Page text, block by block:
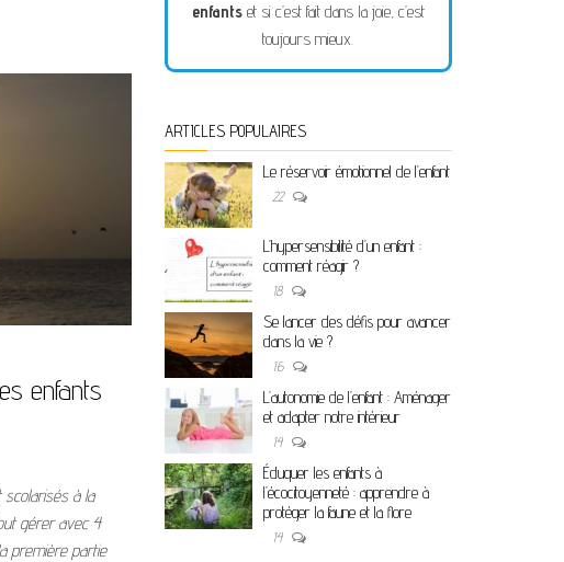
enfants
scolarisés à la
gérer avec 4
première partie
enfants et si c’est fait dans la joie, c’est
toujours mieux.
ARTICLES POPULAIRES
Le réservoir émotionnel de l’enfant
22
L’hypersensibilité d’un enfant :
comment réagir ?
18
Se lancer des défis pour avancer
dans la vie ?
16
L’autonomie de l’enfant : Aménager
et adapter notre intérieur
14
Éduquer les enfants à
l’écocitoyenneté : apprendre à
protéger la faune et la flore
14